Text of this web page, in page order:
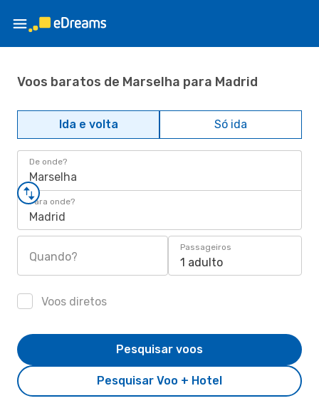
Voos baratos de Marselha para Madrid
Ida e volta Só ida
De onde?
Marselha
Para onde?
Madrid
Quando?
Passageiros
1 adulto
Voos diretos
Pesquisar Voo + Hotel
Pesquisar voos